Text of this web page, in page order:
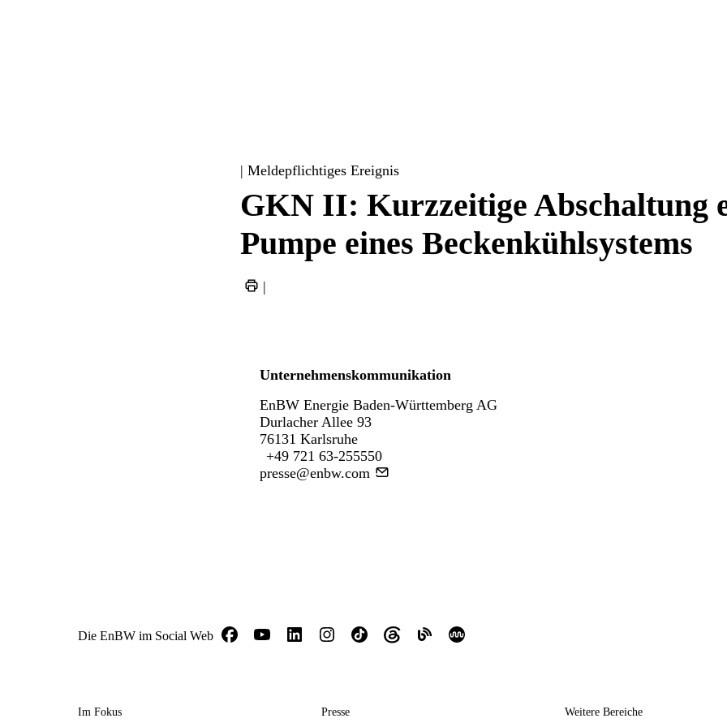
| Meldepflichtiges Ereignis
GKN II: Kurzzeitige Abschaltung
Pumpe eines Beckenkühlsystems
|
Unternehmenskommunikation
EnBW Energie Baden-Württemberg AG
Durlacher Allee 93
76131 Karlsruhe
+49 721 63-255550
presse@enbw.com
Die EnBW im Social Web
Im Fokus Presse Weitere Bereiche